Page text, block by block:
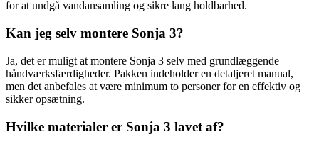
for at undgå vandansamling og sikre lang holdbarhed.
Kan jeg selv montere Sonja 3?
Ja, det er muligt at montere Sonja 3 selv med grundlæggende
håndværksfærdigheder. Pakken indeholder en detaljeret manual,
men det anbefales at være minimum to personer for en effektiv og
sikker opsætning.
Hvilke materialer er Sonja 3 lavet af?